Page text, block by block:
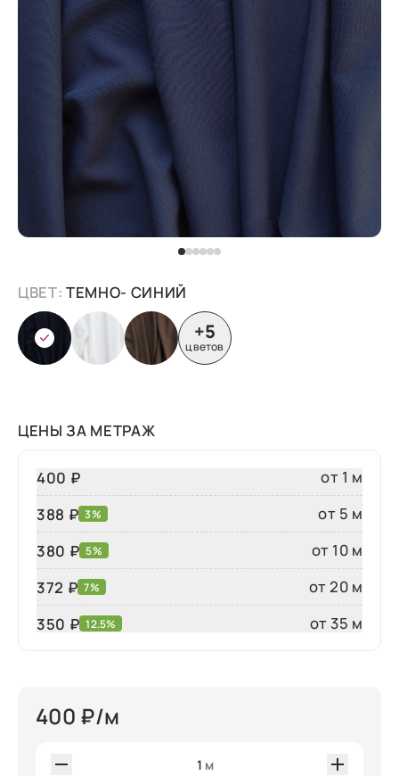
ЦВЕТ:ТЕМНО- СИНИЙ
+5
цветов
ЦЕНЫ ЗА МЕТРАЖ
400 ₽
от 1 м
388 ₽ 3%
от 5 м
380 ₽ 5%
от 10 м
372 ₽ 7%
от 20 м
350 ₽ 12.5% от 35 м
400 ₽/м
1 м